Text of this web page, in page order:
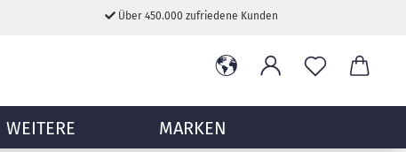
Über 450.000 zufriedene Kunden
MARKEN
WEITERE